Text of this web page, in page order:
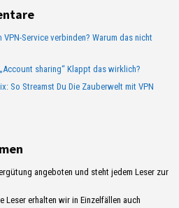
VPN-Service verbinden? Warum das nicht
sharing“ Klappt das wirklich?
So Streamst Du Die Zauberwelt mit VPN
angeboten und steht jedem Leser zur
Leser erhalten wir in Einzelfällen auch